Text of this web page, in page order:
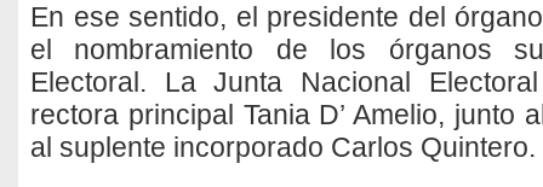
En ese sentido, el presidente del
el nombramiento de los órganos
Electoral. La Junta Nacional
rectora principal Tania D’ Amelio, junto
al suplente incorporado Carlos Quintero.